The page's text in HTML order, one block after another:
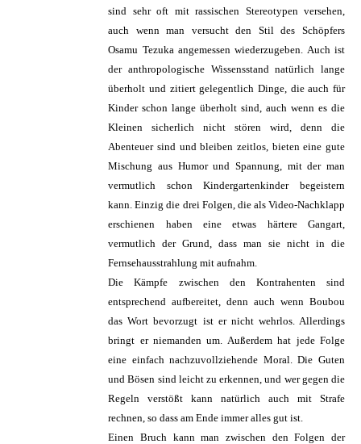
sind sehr oft mit rassischen Stereotypen versehen,
auch wenn man versucht den Stil des Schöpfers
Osamu Tezuka angemessen wiederzugeben. Auch ist
der anthropologische Wissensstand natürlich lange
überholt und zitiert gelegentlich Dinge, die auch für
Kinder schon lange überholt sind, auch wenn es die
Kleinen sicherlich nicht stören wird, denn die
Abenteuer sind und bleiben zeitlos, bieten eine gute
Mischung aus Humor und Spannung, mit der man
vermutlich schon Kindergartenkinder begeistern
kann. Einzig die drei Folgen, die als Video-Nachklapp
erschienen haben eine etwas härtere Gangart,
vermutlich der Grund, dass man sie nicht in die
Fernsehausstrahlung mit aufnahm.
Die Kämpfe zwischen den Kontrahenten sind
entsprechend aufbereitet, denn auch wenn Boubou
das Wort bevorzugt ist er nicht wehrlos. Allerdings
bringt er niemanden um. Außerdem hat jede Folge
eine einfach nachzuvollziehende Moral. Die Guten
und Bösen sind leicht zu erkennen, und wer gegen die
Regeln verstößt kann natürlich auch mit Strafe
rechnen, so dass am Ende immer alles gut ist.
Einen Bruch kann man zwischen den Folgen der